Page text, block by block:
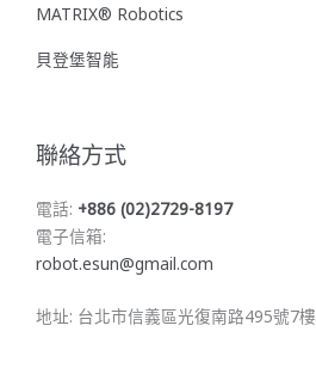
MATRIX® Robotics
貝登堡智能
聯絡方式
電話: +886 (02)2729-8197
電子信箱:
robot.esun@gmail.com
地址: 台北市信義區光復南路495號7樓